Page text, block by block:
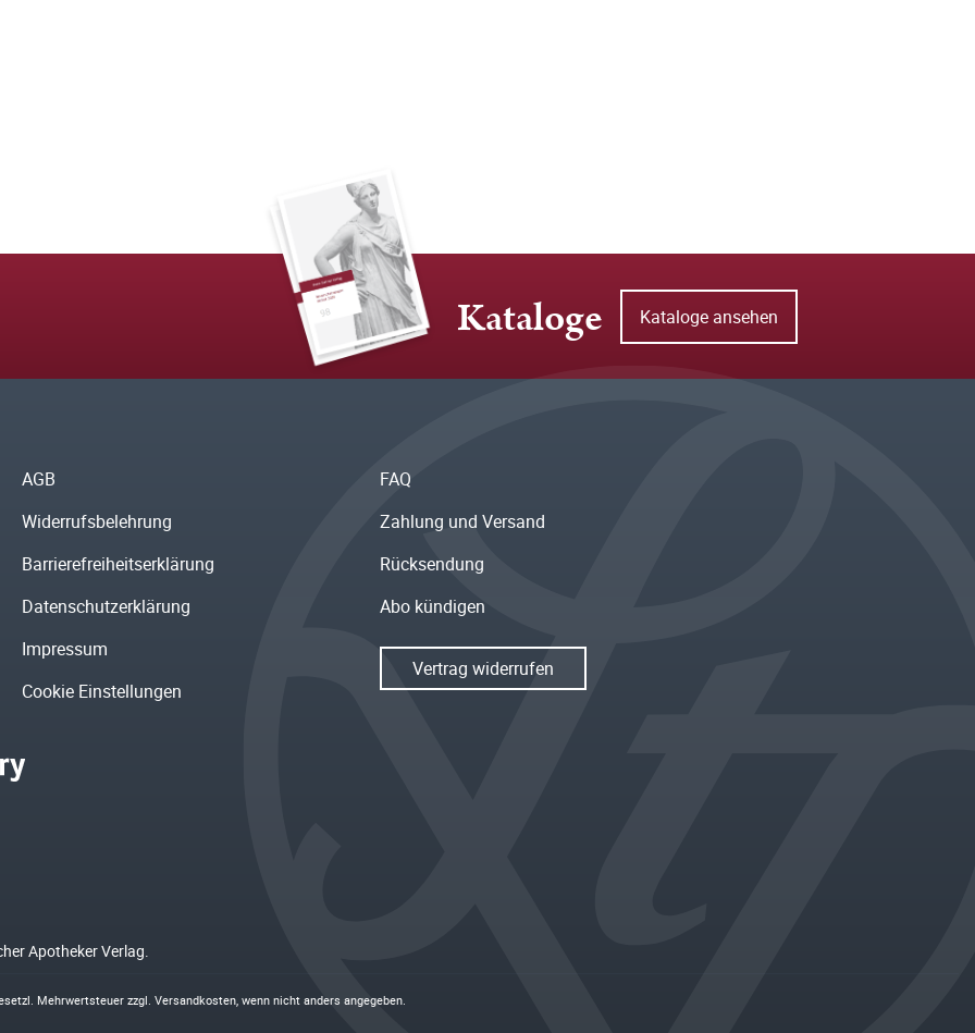
Kataloge Kataloge ansehen
AGB
Widerrufsbelehrung
Barrierefreiheitserklärung
Datenschutzerklärung
Impressum
Cookie Einstellungen
FAQ
Zahlung und Versand
Rücksendung
Abo kündigen
Vertrag widerrufen
Apotheker Verlag.
Mehrwertsteuer zzgl. Versandkosten, wenn nicht anders angegeben.